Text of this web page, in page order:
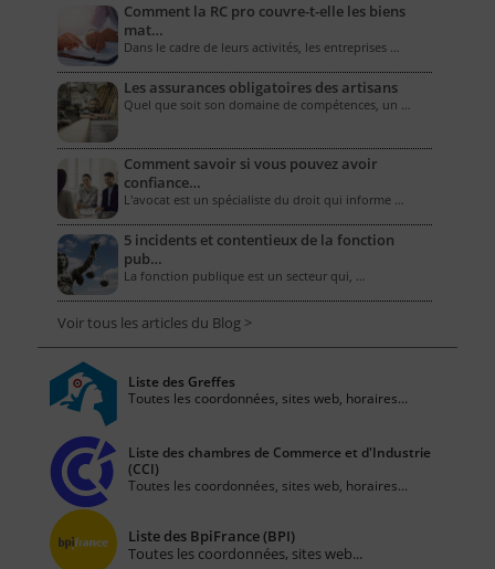
Comment la RC pro couvre-t-elle les biens
mat…
Dans le cadre de leurs activités, les entreprises …
Les assurances obligatoires des artisans
Quel que soit son domaine de compétences, un …
Comment savoir si vous pouvez avoir
confiance…
L'avocat est un spécialiste du droit qui informe …
5 incidents et contentieux de la fonction
pub…
La fonction publique est un secteur qui, …
Voir tous les articles du Blog >
Liste des Greffes
Toutes les coordonnées, sites web, horaires...
Liste des chambres de Commerce et d'Industrie
(CCI)
Toutes les coordonnées, sites web, horaires...
Liste des BpiFrance (BPI)
Toutes les coordonnées, sites web...